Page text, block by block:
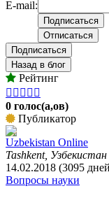
E-mail:
Подписаться
Назад в блог
Рейтинг
    
0 голос(а,ов)
Публикатор
Uzbekistan Online
Tashkent, Узбекистан
14.02.2018 (3095
Вопросы науки